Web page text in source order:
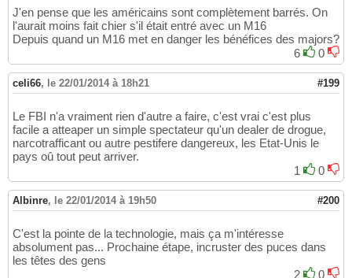
J'en pense que les américains sont complètement barrés. On
l'aurait moins fait chier s'il était entré avec un M16
Depuis quand un M16 met en danger les bénéfices des majors?
6
0
celi66, le 22/01/2014 à 18h21 #199
Le FBI n'a vraiment rien d'autre a faire, c'est vrai c'est plus
facile a atteaper un simple spectateur qu'un dealer de drogue,
narcotrafficant ou autre pestifere dangereux, les Etat-Unis le
pays oû tout peut arriver.
1
0
Albinre, le 22/01/2014 à 19h50 #200
C'est la pointe de la technologie, mais ça m'intéresse
absolument pas... Prochaine étape, incruster des puces dans
les têtes des gens
2
0